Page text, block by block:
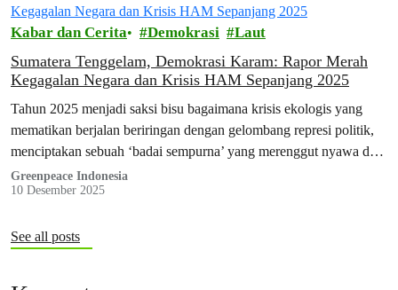
Kabar dan Cerita Demokrasi Laut
Sumatera Tenggelam, Demokrasi Karam: Rapor Merah
Kegagalan Negara dan Krisis HAM Sepanjang 2025
Tahun 2025 menjadi saksi bisu bagaimana krisis ekologis yang
mematikan berjalan beriringan dengan gelombang represi politik,
menciptakan sebuah ‘badai sempurna’ yang merenggut nyawa dan
membungkam suara rakyat secara sistematis.
Greenpeace Indonesia
10 Desember 2025
See all posts